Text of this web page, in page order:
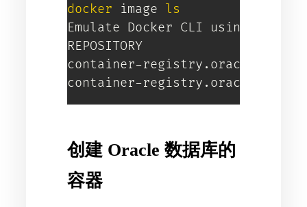
docker image ls
Emulate Docker CLI using
REPOSITORY
container-registry.oracle.com/
container-
创建 Oracle 数据库的
容器